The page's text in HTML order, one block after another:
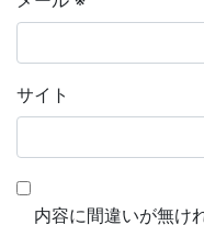
サイト
内容に間違いが無け